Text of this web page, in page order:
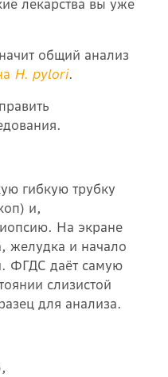
лекарства вы уже
общий анализ
H. pylori.
гибкую трубку
и,
На экране
желудка и начало
ФГДС даёт самую
слизистой
для анализа.